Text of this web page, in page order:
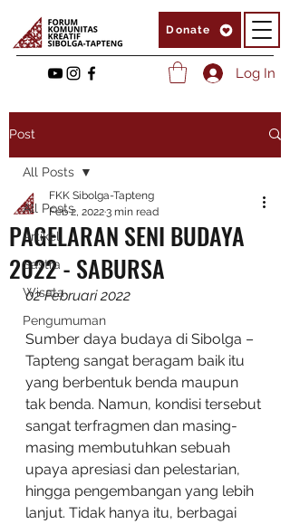
Donate
Log In
Post
All Posts
Artikel
Sastra
Wisata
Pengumuman
All Posts
PAGELARAN SENI BUDAYA
2022 - SABURSA
FKK Sibolga-Tapteng
Feb 2, 20223 min read
02 Februari 2022
Sumber daya budaya di Sibolga –
Tapteng sangat beragam baik itu
yang berbentuk benda maupun
tak benda. Namun, kondisi tersebut
sangat terfragmen dan masing-
masing membutuhkan sebuah
upaya apresiasi dan pelestarian,
hingga pengembangan yang lebih
lanjut. Tidak hanya itu, berbagai